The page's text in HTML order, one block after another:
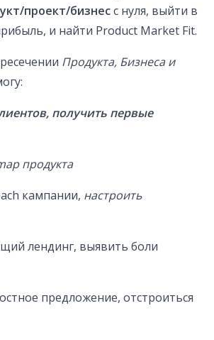
проект/бизнесс нуля, выйти в
и найти Product Market Fit.
Продукта, Бизнеса и
получить первые
продукта
кампании, настроить
лендинг, выявить боли
предложение, отстроиться